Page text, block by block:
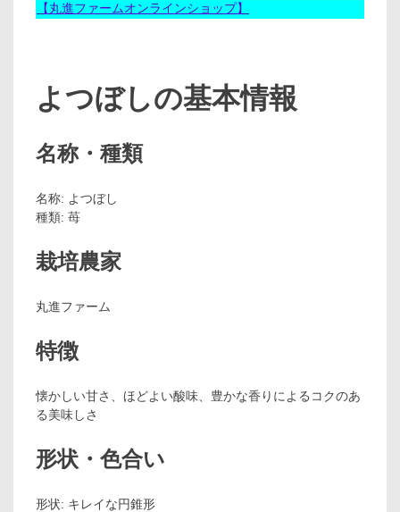
【丸進ファームオンラインショップ】
よつぼしの基本情報
名称・種類
名称: よつぼし
種類: 苺
栽培農家
丸進ファーム
特徴
懐かしい甘さ、ほどよい酸味、豊かな香りによるコクのあ
る美味しさ
形状・色合い
形状: キレイな円錐形